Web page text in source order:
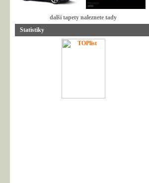
další tapety naleznete tady
Statistiky